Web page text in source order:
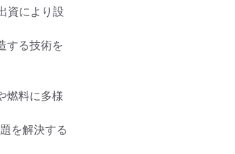
資により設
する技術を
燃料に多様
を解決する